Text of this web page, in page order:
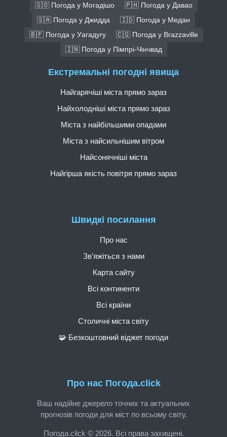
🇸🇴 Погода у Могадішо
🇵🇭 Погода у Давао
🇸🇦 Погода у Джидда
🇮🇩 Погода у Медан
🇧🇫 Погода у Уагадугу
🇨🇬 Погода у Brazzaville
🇮🇳 Погода у Пімпрі-Чінчвад
Про нас Погода.click
Ваш надійне джерело точних та актуальних
прогнозів погоди для міст по всьому світу.
Погода.click © 2026. Всі права захищені.
Швидкі посилання
Про нас
Зв’яжіться з нами
Карта сайту
Всі континенти
Всі країни
Столичні міста світу
🧩 Безкоштовний віджет погоди
Екстремальні погодні явища
Найгарячіші міста прямо зараз
Найхолодніші міста прямо зараз
Міста з найбільшими опадами
Міста з найсильнішим вітром
Найсонячніші міста
Найгірша якість повітря прямо зараз